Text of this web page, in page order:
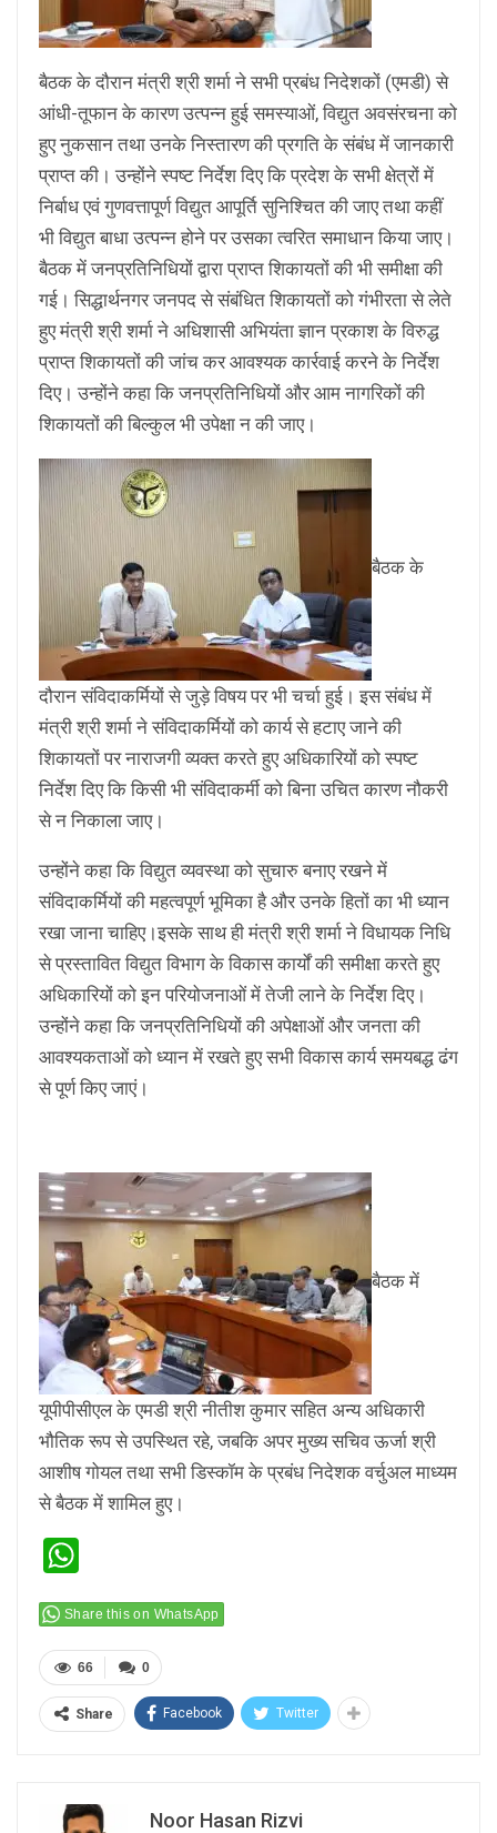
बैठक के दौरान मंत्री श्री शर्मा ने सभी प्रबंध निदेशकों (एमडी) से
आंधी-तूफान के कारण उत्पन्न हुई समस्याओं, विद्युत अवसंरचना को
हुए नुकसान तथा उनके निस्तारण की प्रगति के संबंध में जानकारी
प्राप्त की। उन्होंने स्पष्ट निर्देश दिए कि प्रदेश के सभी क्षेत्रों में
निर्बाध एवं गुणवत्तापूर्ण विद्युत आपूर्ति सुनिश्चित की जाए तथा कहीं
भी विद्युत बाधा उत्पन्न होने पर उसका त्वरित समाधान किया जाए।
बैठक में जनप्रतिनिधियों द्वारा प्राप्त शिकायतों की भी समीक्षा की
गई। सिद्धार्थनगर जनपद से संबंधित शिकायतों को गंभीरता से लेते
हुए मंत्री श्री शर्मा ने अधिशासी अभियंता ज्ञान प्रकाश के विरुद्ध
प्राप्त शिकायतों की जांच कर आवश्यक कार्रवाई करने के निर्देश
दिए। उन्होंने कहा कि जनप्रतिनिधियों और आम नागरिकों की
शिकायतों की बिल्कुल भी उपेक्षा न की जाए।
बैठक के
दौरान संविदाकर्मियों से जुड़े विषय पर भी चर्चा हुई। इस संबंध में
मंत्री श्री शर्मा ने संविदाकर्मियों को कार्य से हटाए जाने की
शिकायतों पर नाराजगी व्यक्त करते हुए अधिकारियों को स्पष्ट
निर्देश दिए कि किसी भी संविदाकर्मी को बिना उचित कारण नौकरी
से न निकाला जाए।
उन्होंने कहा कि विद्युत व्यवस्था को सुचारु बनाए रखने में
संविदाकर्मियों की महत्वपूर्ण भूमिका है और उनके हितों का भी ध्यान
रखा जाना चाहिए।इसके साथ ही मंत्री श्री शर्मा ने विधायक निधि
से प्रस्तावित विद्युत विभाग के विकास कार्यों की समीक्षा करते हुए
अधिकारियों को इन परियोजनाओं में तेजी लाने के निर्देश दिए।
उन्होंने कहा कि जनप्रतिनिधियों की अपेक्षाओं और जनता की
आवश्यकताओं को ध्यान में रखते हुए सभी विकास कार्य समयबद्ध ढंग
से पूर्ण किए जाएं।
बैठक में
यूपीपीसीएल के एमडी श्री नीतीश कुमार सहित अन्य अधिकारी
भौतिक रूप से उपस्थित रहे, जबकि अपर मुख्य सचिव ऊर्जा श्री
आशीष गोयल तथा सभी डिस्कॉम के प्रबंध निदेशक वर्चुअल माध्यम
से बैठक में शामिल हुए।
Share this on WhatsApp
0
66
Share Facebook Twitter
Noor Hasan Rizvi